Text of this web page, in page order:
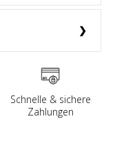
Schnelle & sichere
Zahlungen